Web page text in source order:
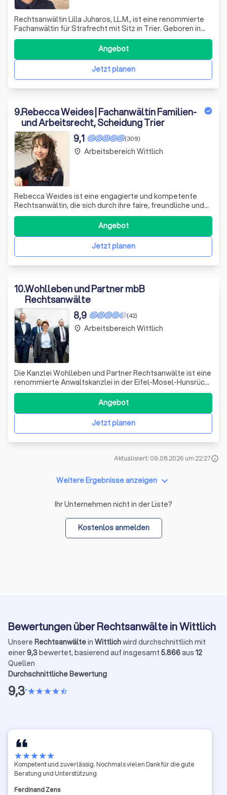
Rechtsanwältin Lilla Juharos, LL.M., ist eine renommierte
Fachanwältin für Strafrecht mit Sitz in Trier. Geboren in
Budapest, Ungarn, bringt sie ihre mehrsprachigen
Fähigkeiten und ihr umfangreiches Wissen bei
grenzüberschreitenden Sachvershalten in ihre Arbeit ein.
Sie hat sich auf strafrechtliche
Jetzt planen
Angebot
9.Rebecca Weides | Fachanwältin Familien-
und Arbeitsrecht, Scheidung Trier
(309)
9,1
Rebecca Weides ist eine engagierte und kompetente
Rechtsanwältin, die sich durch ihre faire, freundliche und
fachlich versierte Arbeitsweise auszeichnet. Oftmals
arbeitet sie mit beeinträchtigten Menschen, die eine
sensible und empathische Betreuung benötigen. Dabei
gelingt es ihr, den nötigen Absta
Jetzt planen
Angebot
place Arbeitsbereich Wittlich
10.Wohlleben und Partner mbB
Rechtsanwälte
(42)
8,9
Die Kanzlei Wohlleben und Partner Rechtsanwälte ist eine
renommierte Anwaltskanzlei in der Eifel-Mosel-Hunsrück-
Region mit Standorten in Trier, Zell und Kirchberg. Wir sind
spezialisierte Rechtsanwälte und Fachanwälte, die sich
durch höchste fachliche Expertise, konsequente
fachanwaltschaftliche SpeJetzt planen
Angebot
place Arbeitsbereich Wittlich
Aktualisiert: 09.08.2026 um 22:27info
Weitere Ergebnisse anzeigen keyboard_arrow_down
Ihr Unternehmen nicht in der Liste?
Kostenlos anmelden
Bewertungen über Rechtsanwälte in Wittlich
Unsere Rechtsanwältein Wittlichwird durchschnittlich mit
einer9,3bewertet, basierend auf insgesamt 5.866aus 12
Quellen
Durchschnittliche Bewertung
9,3•starstarstarstarstar_half
starstarstarstarstar
Kompetent und zuverlässig. Nochmals vielen Dank für die gute
Beratung und Unterstützung
Ferdinand Zens